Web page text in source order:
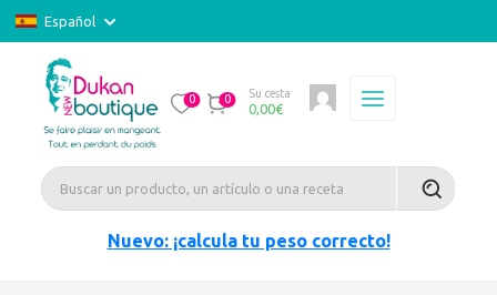
Español
0 0 Su cesta
0,00€
Nuevo: ¡calcula tu peso correcto!